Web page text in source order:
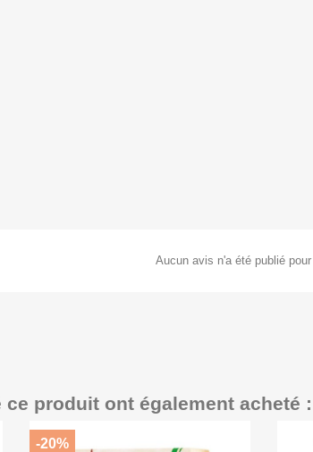
Aucun avis n'a été publié pour
produit ont également acheté :
-20%